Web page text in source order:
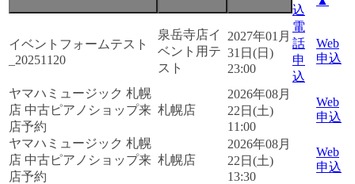
込
イベントフォームテスト
_20251120
泉岳寺店イ
ベント用テ
スト
2027年01月
31日(日)
23:00
電
話
申
込
Web
申込
ヤマハミュージック 札幌
店 中古ピアノショップ来
店予約
札幌店
2026年08月
22日(土)
11:00
Web
申込
ヤマハミュージック 札幌
店 中古ピアノショップ来
店予約
札幌店
2026年08月
22日(土)
13:30
Web
申込